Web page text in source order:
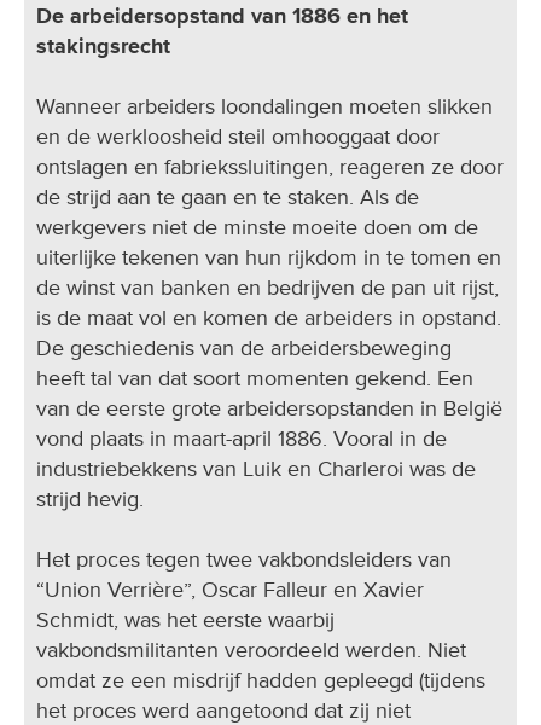
De arbeidersopstand van 1886 en het
stakingsrecht
Wanneer arbeiders loondalingen moeten slikken
en de werkloosheid steil omhooggaat door
ontslagen en fabriekssluitingen, reageren ze door
de strijd aan te gaan en te staken. Als de
werkgevers niet de minste moeite doen om de
uiterlijke tekenen van hun rijkdom in te tomen en
de winst van banken en bedrijven de pan uit rijst,
is de maat vol en komen de arbeiders in opstand.
De geschiedenis van de arbeidersbeweging
heeft tal van dat soort momenten gekend. Een
van de eerste grote arbeidersopstanden in België
vond plaats in maart-april 1886. Vooral in de
industriebekkens van Luik en Charleroi was de
strijd hevig.
Het proces tegen twee vakbondsleiders van
“Union Verrière”, Oscar Falleur en Xavier
Schmidt, was het eerste waarbij
vakbondsmilitanten veroordeeld werden. Niet
omdat ze een misdrijf hadden gepleegd (tijdens
het proces werd aangetoond dat zij niet